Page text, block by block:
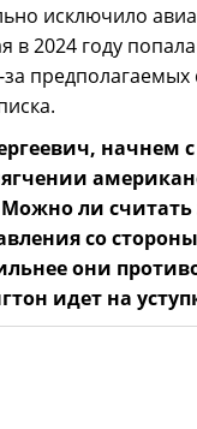
исключило
в 2024 году
предполагаемых
начнем
ли считать
со
они
идет на